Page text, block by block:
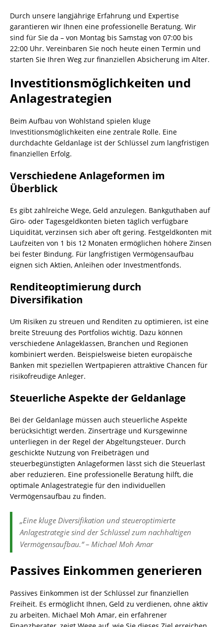
Durch unsere langjährige Erfahrung und Expertise
garantieren wir Ihnen eine professionelle Beratung. Wir
sind für Sie da – von Montag bis Samstag von 07:00 bis
22:00 Uhr. Vereinbaren Sie noch heute einen Termin und
starten Sie Ihren Weg zur finanziellen Absicherung im Alter.
Investitionsmöglichkeiten und
Anlagestrategien
Beim Aufbau von Wohlstand spielen kluge
Investitionsmöglichkeiten eine zentrale Rolle. Eine
durchdachte Geldanlage ist der Schlüssel zum langfristigen
finanziellen Erfolg.
Verschiedene Anlageformen im
Überblick
Es gibt zahlreiche Wege, Geld anzulegen. Bankguthaben auf
Giro- oder Tagesgeldkonten bieten täglich verfügbare
Liquidität, verzinsen sich aber oft gering. Festgeldkonten mit
Laufzeiten von 1 bis 12 Monaten ermöglichen höhere Zinsen
bei fester Bindung. Für langfristigen Vermögensaufbau
eignen sich Aktien, Anleihen oder Investmentfonds.
Renditeoptimierung durch
Diversifikation
Um Risiken zu streuen und Renditen zu optimieren, ist eine
breite Streuung des Portfolios wichtig. Dazu können
verschiedene Anlageklassen, Branchen und Regionen
kombiniert werden. Beispielsweise bieten europäische
Banken mit speziellen Wertpapieren attraktive Chancen für
risikofreudige Anleger.
Steuerliche Aspekte der Geldanlage
Bei der Geldanlage müssen auch steuerliche Aspekte
berücksichtigt werden. Zinserträge und Kursgewinne
unterliegen in der Regel der Abgeltungsteuer. Durch
geschickte Nutzung von Freibeträgen und
steuerbegünstigten Anlageformen lässt sich die Steuerlast
aber reduzieren. Eine professionelle Beratung hilft, die
optimale Anlagestrategie für den individuellen
Vermögensaufbau zu finden.
„Eine kluge Diversifikation und steueroptimierte
Anlagestrategie sind der Schlüssel zum nachhaltigen
Vermögensaufbau.“ – Michael Moh Amar
Passives Einkommen generieren
Passives Einkommen ist der Schlüssel zur finanziellen
Freiheit. Es ermöglicht Ihnen, Geld zu verdienen, ohne aktiv
zu arbeiten. Michael Moh Amar, ein erfahrener